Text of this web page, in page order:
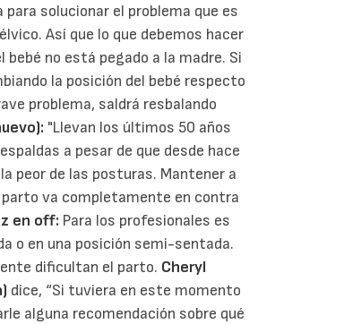
para solucionar el problema que es
Así que lo que debemos hacer
no está pegado a la madre. Si
la posición del bebé respecto
problema, saldrá resbalando
"Llevan los últimos 50 años
a pesar de que desde hace
peor de las posturas. Mantener a
va completamente en contra
en off: Para los profesionales es
o en una posición semi-sentada.
dificultan el parto. Cheryl
dice, “Si tuviera en este momento
alguna recomendación sobre qué